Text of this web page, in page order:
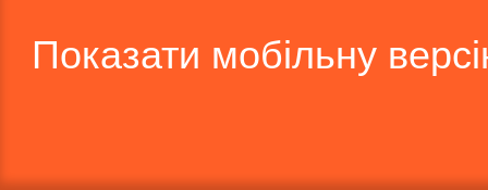
Показати мобільну